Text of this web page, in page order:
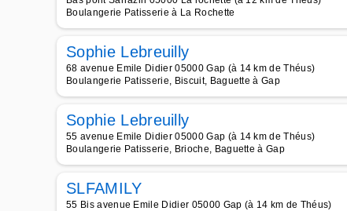
Boulangerie Patisserie à La Rochette
Sophie Lebreuilly
68 avenue Emile Didier 05000 Gap (à 14 km de Théus)
Boulangerie Patisserie, Biscuit, Baguette à Gap
Sophie Lebreuilly
55 avenue Emile Didier 05000 Gap (à 14 km de Théus)
Boulangerie Patisserie, Brioche, Baguette à Gap
SLFAMILY
55 Bis avenue Emile Didier 05000 Gap (à 14 km de Théus)